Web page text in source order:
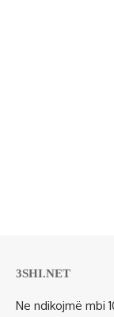
3SHI.NET
Ne ndikojmë mbi